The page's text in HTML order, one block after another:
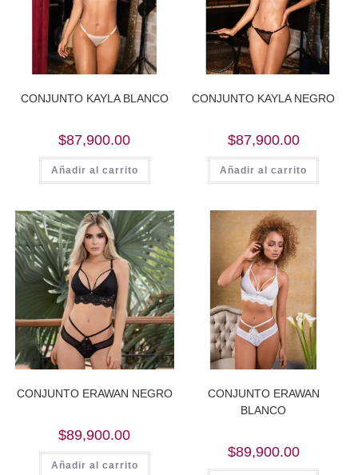
CONJUNTO KAYLA BLANCO
$87,900.00
Añadir al carrito
CONJUNTO KAYLA NEGRO
$87,900.00
Añadir al carrito
CONJUNTO ERAWAN NEGRO
$89,900.00
Añadir al carrito
CONJUNTO ERAWAN
BLANCO
$89,900.00